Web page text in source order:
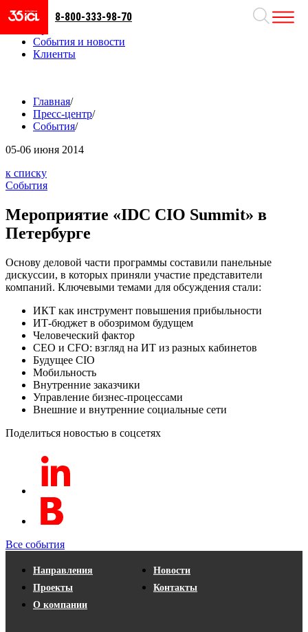
Направления
События и новости
Клиенты
8-800-333-98-70
Главная/
Пресс-центр/
События/
05-06 июня 2014
к списку
События
Мероприятие «IDC CIO Summit» в
Петербурге
Основу деловой части программы составили панельные
дискуссии, в которых приняли участие представители
компаний. Ключевыми темами для обсуждения стали:
ИКТ как инструмент повышения прибыльности
ИТ-бюджет в обозримом будущем
Человеческий фактор
CEO и CFO: взгляд на ИТ из разных кабинетов
Будущее CIO
Мобильность
Внутренние заказчики
Управление бизнес-процессами
Внешние и внутренние социальные сети
Поделиться новостью в соцсетях
Все события
Направления
Проекты
О компании
Новости
Контакты